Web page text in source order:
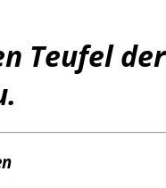
Teufel der